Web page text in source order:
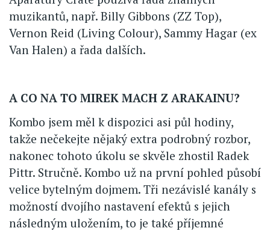
muzikantů, např. Billy Gibbons (ZZ Top),
Vernon Reid (Living Colour), Sammy Hagar (ex
Van Halen) a řada dalších.
A CO NA TO MIREK MACH Z ARAKAINU?
Kombo jsem měl k dispozici asi půl hodiny,
takže nečekejte nějaký extra podrobný rozbor,
nakonec tohoto úkolu se skvěle zhostil Radek
Pittr. Stručně. Kombo už na první pohled působí
velice bytelným dojmem. Tři nezávislé kanály s
možností dvojího nastavení efektů s jejich
následným uložením, to je také příjemné